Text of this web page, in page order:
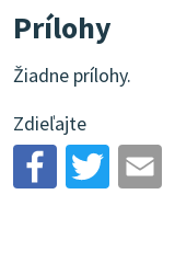
Prílohy
Žiadne prílohy.
Zdieľajte